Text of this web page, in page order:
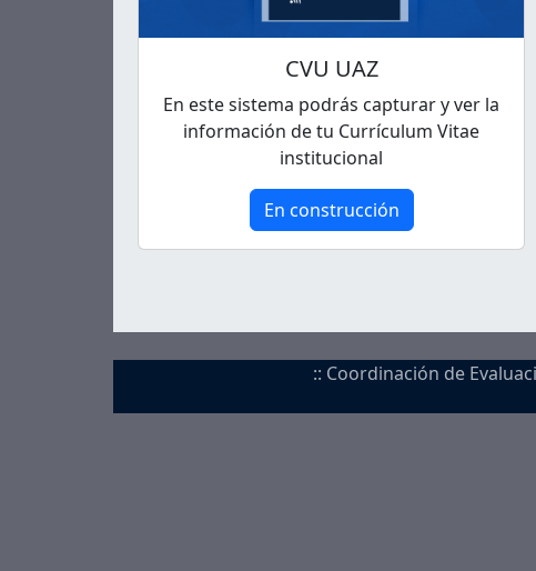
CVU UAZ
En este sistema podrás capturar y ver la
información de tu Currículum Vitae
institucional
En construcción
:: Coordinación de